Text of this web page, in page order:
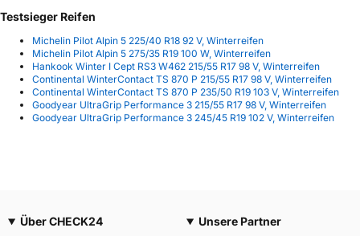
Testsieger Reifen
Michelin Pilot Alpin 5 225/40 R18 92 V, Winterreifen
Michelin Pilot Alpin 5 275/35 R19 100 W, Winterreifen
Hankook Winter I Cept RS3 W462 215/55 R17 98 V, Winterreifen
Continental WinterContact TS 870 P 215/55 R17 98 V, Winterreifen
Continental WinterContact TS 870 P 235/50 R19 103 V, Winterreifen
Goodyear UltraGrip Performance 3 215/55 R17 98 V, Winterreifen
Goodyear UltraGrip Performance 3 245/45 R19 102 V, Winterreifen
Über CHECK24
Unsere Partner